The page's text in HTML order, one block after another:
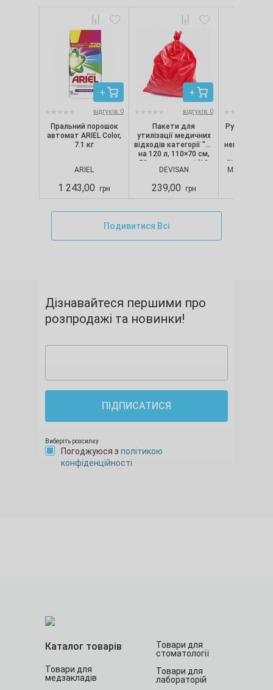
відгуків: 0
Пральний порошок
автомат ARIEL Color,
7.1 кг
ARIEL
1 243,00 грн
відгуків: 0
Пакети для
утилізації медичних
відходів категорії "B"
на 120 л, 110×70 см,
50 мкм, червоні (10
шт./уп.), Devisan
DEVISAN
239,00 грн
Рукавички
непопудрені,
CLASSIC,
MERCATOR
Подивитися Всі
Дізнавайтеся першими про
розпродажі та новинки!
ПІДПИСАТИСЯ
Виберіть розсилку
Погоджуюся з політикою
конфіденційності
Каталог товарів
Товари для
медзакладів
Товари для
стоматології
Товари для
лабораторій